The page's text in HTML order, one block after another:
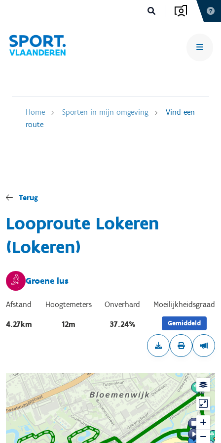
Home Sporten in mijn omgeving
Vind een
route
Terug
Looproute Lokeren
(Lokeren)
Groene lus
Afstand
4.27km
Hoogtemeters
12m
Onverhard
37.24%
Moeilijkheidsgraad
Gemiddeld